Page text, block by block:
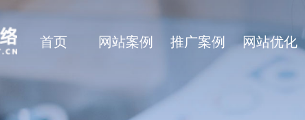
首页 网站案例 推广案例 网站优化